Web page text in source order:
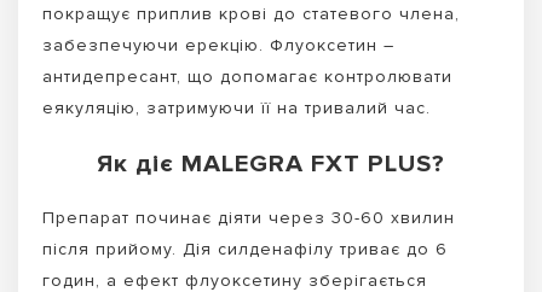
покращує приплив крові до статевого члена,
забезпечуючи ерекцію. Флуоксетин –
антидепресант, що допомагає контролювати
еякуляцію, затримуючи її на тривалий час.
Як діє MALEGRA FXT PLUS?
Препарат починає діяти через 30-60 хвилин
після прийому. Дія силденафілу триває до 6
годин, а ефект флуоксетину зберігається